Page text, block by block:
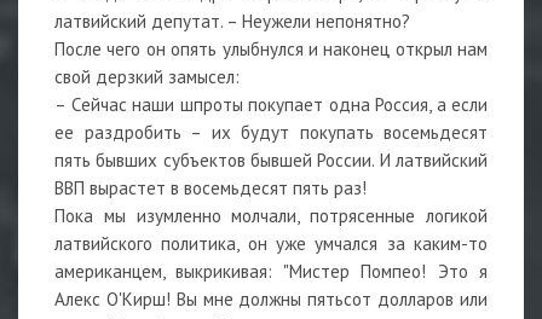
латвийский депутат. – Неужели непонятно?
После чего он опять улыбнулся и наконец открыл нам
свой дерзкий замысел:
– Сейчас наши шпроты покупает одна Россия, а если
ее раздробить – их будут покупать восемьдесят
пять бывших субъектов бывшей России. И латвийский
ВВП вырастет в восемьдесят пять раз!
Пока мы изумленно молчали, потрясенные логикой
латвийского политика, он уже умчался за каким-то
американцем, выкрикивая: "Мистер Помпео! Это я
Алекс О'Кирш! Вы мне должны пятьсот долларов или